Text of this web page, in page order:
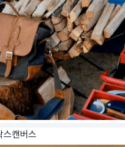
스캔버스